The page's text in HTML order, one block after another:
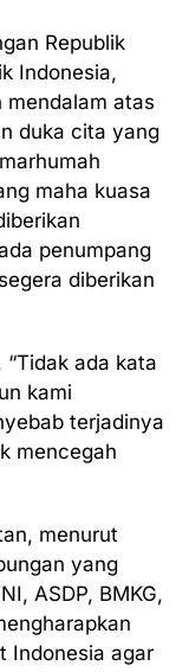
Republik
Indonesia,
mendalam atas
duka cita yang
maha kuasa
penumpang
diberikan
ada kata
kami
terjadinya
mencegah
menurut
yang
ASDP, BMKG,
Indonesia agar